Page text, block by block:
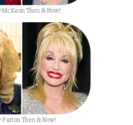
McKeon Then & Now!
Parton Then & Now!